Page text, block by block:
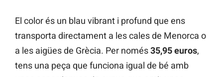
El color és un blau vibrant i profund que ens
transporta directament a les cales de Menorca o
a les aigües de Grècia. Per només35,95 euros,
tens una peça que funciona igual de bé amb